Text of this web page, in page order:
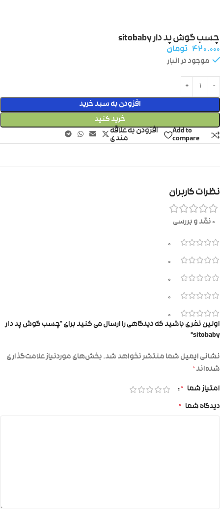
چسب گوش پد دار sitobaby
۴۲۰.۰۰۰ تومان
موجود در انبار
افزودن به سبد خرید
خرید کنید
Add to
compare
افزودن به علاقه
مندی
نظرات کاربران
0 نقد و بررسی
0
0
0
0
0
اولین نفری باشید که دیدگاهی را ارسال می کنید برای “چسب گوش پد دار
sitobaby”
نشانی ایمیل شما منتشر نخواهد شد.بخش‌های موردنیاز علامت‌گذاری
شده‌اند*
امتیاز شما *
دیدگاه شما *